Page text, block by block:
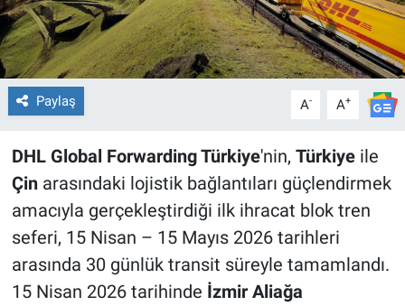
Paylaş A- A+
DHL Global Forwarding Türkiye'nin, Türkiyeile
Çinarasındaki lojistik bağlantıları güçlendirmek
amacıyla gerçekleştirdiği ilk ihracat blok tren
seferi, 15 Nisan – 15 Mayıs 2026 tarihleri
arasında 30 günlük transit süreyle tamamlandı.
15 Nisan 2026 tarihinde İzmir Aliağa